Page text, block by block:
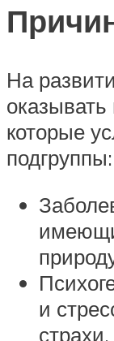
На
которые
подгруппы:
и